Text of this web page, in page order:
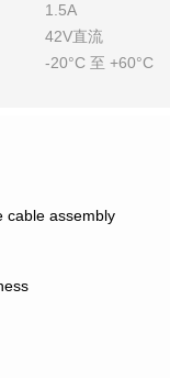
1.5A
42V直流
-20°C 至 +60°C
cable assembly